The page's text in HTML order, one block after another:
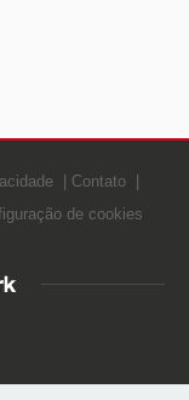
Contato
de cookies